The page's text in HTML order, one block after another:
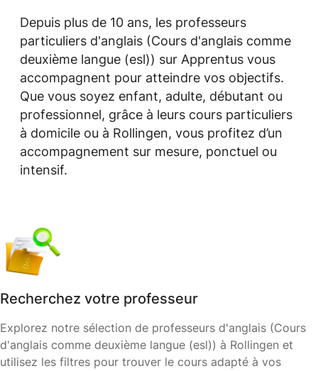
Depuis plus de 10 ans, les professeurs
particuliers d'anglais (Cours d'anglais comme
deuxième langue (esl)) sur Apprentus vous
accompagnent pour atteindre vos objectifs.
Que vous soyez enfant, adulte, débutant ou
professionnel, grâce à leurs cours particuliers
à domicile ou à Rollingen, vous profitez d’un
accompagnement sur mesure, ponctuel ou
intensif.
Recherchez votre professeur
Explorez notre sélection de professeurs d'anglais (Cours
d'anglais comme deuxième langue (esl)) à Rollingen et
utilisez les filtres pour trouver le cours adapté à vos